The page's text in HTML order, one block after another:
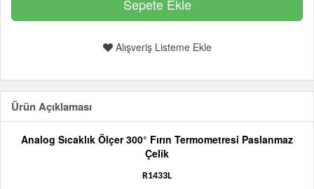
Alışveriş Listeme Ekle
Ürün Açıklaması
Analog Sıcaklık Ölçer 300° Fırın Termometresi Paslanmaz
Çelik
R1433L